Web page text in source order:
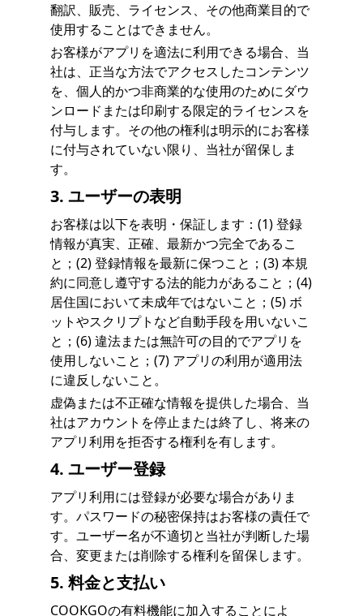
翻訳、販売、ライセンス、その他商業目的で
使用することはできません。
お客様がアプリを適法に利用できる場合、当
社は、正当な方法でアクセスしたコンテンツ
を、個人的かつ非商業的な使用のためにダウ
ンロードまたは印刷する限定的ライセンスを
付与します。その他の権利は明示的にお客様
に付与されていない限り、当社が留保しま
す。
3. ユーザーの表明
お客様は以下を表明・保証します：(1) 登録
情報が真実、正確、最新かつ完全であるこ
と；(2) 登録情報を最新に保つこと；(3) 本規
約に同意し遵守する法的能力があること；(4)
居住国において未成年ではないこと；(5) ボ
ットやスクリプトなど自動手段を用いないこ
と；(6) 違法または無許可の目的でアプリを
使用しないこと；(7) アプリの利用が適用法
に違反しないこと。
虚偽または不正確な情報を提供した場合、当
社はアカウントを停止または終了し、将来の
アプリ利用を拒否する権利を有します。
4. ユーザー登録
アプリ利用には登録が必要な場合がありま
す。パスワードの秘密保持はお客様の責任で
す。ユーザー名が不適切と当社が判断した場
合、変更または削除する権利を留保します。
5. 料金と支払い
COOKGOの有料機能に加入することによ